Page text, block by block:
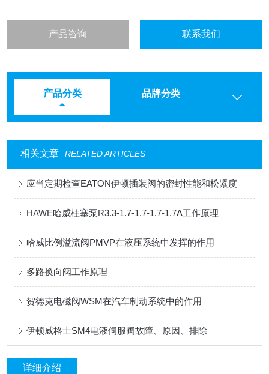
产品咨询 联系我们
产品分类 品牌分类
相关文章 RELATED ARTICLES
应当定期检查EATON伊顿插装阀的密封性能和松紧度
HAWE哈威柱塞泵R3.3-1.7-1.7-1.7-1.7A工作原理
哈威比例溢流阀PMVP在液压系统中发挥的作用
多路换向阀工作原理
贺德克电磁阀WSM在汽车制动系统中的作用
伊顿威格士SM4电液伺服阀故障、原因、排除
详细介绍